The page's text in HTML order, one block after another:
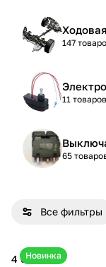
147
11 товаров
65
Все фильтры
Новинка
4 600 ₽